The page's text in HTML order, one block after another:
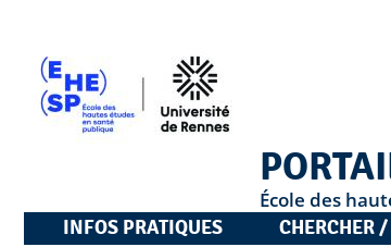
École des
INFOS PRATIQUES
CHERCHER